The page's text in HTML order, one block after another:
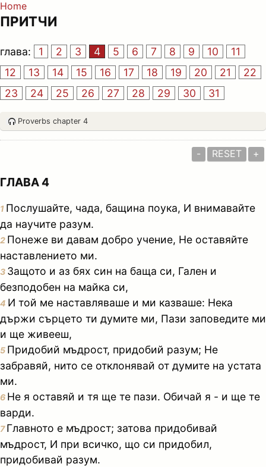
Home
ПРИТЧИ
глава: 1 2 3 4 5 6 7 8 9 10
11
12
13 14 15 16 17 18 19 20 21
22
23
24 25 26 27 28 29 30 31
Proverbs chapter 4
- RESET +
ГЛАВА 4
1 Послушайте, чада, бащина поука, И внимавайте
да научите разум.
2 Понеже ви давам добро учение, Не оставяйте
наставлението ми.
3 Защото и аз бях син на баща си, Гален и
безподобен на майка си,
4 И той ме наставляваше и ми казваше: Нека
държи сърцето ти думите ми, Пази заповедите ми
и ще живееш,
5 Придобий мъдрост, придобий разум; Не
забравяй, нито се отклонявай от думите на устата
ми.
6 Не я оставяй и тя ще те пази. Обичай я - и ще те
варди.
7Главното е мъдрост; затова придобивай
мъдрост, И при всичко, що си придобил,
придобивай разум.